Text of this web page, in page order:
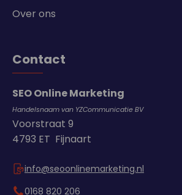
Over ons
Contact
SEO Online Marketing
Handelsnaam van YZCommunicatie BV
Voorstraat 9
4793 ET Fijnaart
info@seoonlinemarketing.nl
0168 820 206